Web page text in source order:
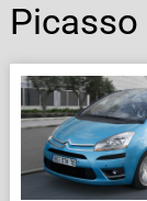
Picasso